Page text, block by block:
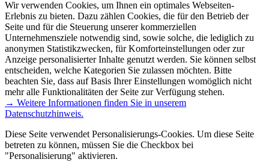
Wir verwenden Cookies, um Ihnen ein optimales Webseiten-
Erlebnis zu bieten. Dazu zählen Cookies, die für den Betrieb der
Seite und für die Steuerung unserer kommerziellen
Unternehmensziele notwendig sind, sowie solche, die lediglich zu
anonymen Statistikzwecken, für Komforteinstellungen oder zur
Anzeige personalisierter Inhalte genutzt werden. Sie können selbst
entscheiden, welche Kategorien Sie zulassen möchten. Bitte
beachten Sie, dass auf Basis Ihrer Einstellungen womöglich nicht
mehr alle Funktionalitäten der Seite zur Verfügung stehen.
→ Weitere Informationen finden Sie in unserem
Datenschutzhinweis.
Diese Seite verwendet Personalisierungs-Cookies. Um diese Seite
betreten zu können, müssen Sie die Checkbox bei
"Personalisierung" aktivieren.